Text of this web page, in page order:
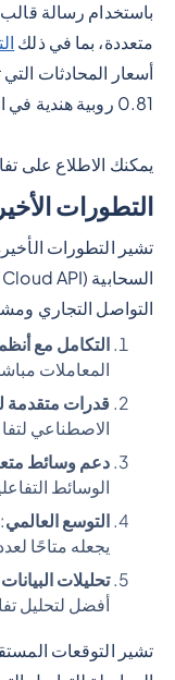
باستخدام رسالة
متعددة، بما في ذلك
0.81 روبية هندية في الهند.
يمكنك الاطلاع على
التطورات
تشير التطورات
التواصل التجاري
التكامل مع
المعاملات
قدرات متقدمة
الاصطناعي
دعم وسائط
الوسائط
التوسع العالمي
يجعله متاحًا
تحليلات
أفضل لتحليل
تشير التوقعات